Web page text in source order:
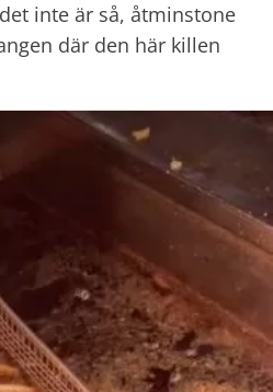
inte är så, åtminstone
där den här killen